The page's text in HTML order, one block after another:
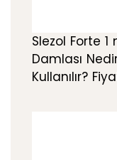
Slezol Forte
Damlası
Kullanılır?